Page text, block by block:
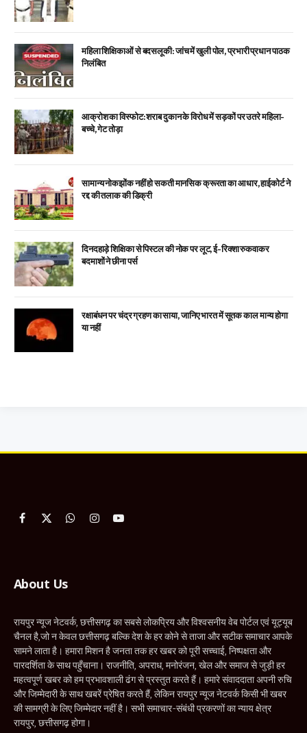
महिला शिक्षिकाओं से बदसलूकी: जांच में खुली पोल, प्रभारी प्रधान पाठक
निलंबित
आक्रोश का विस्फोट: शराब दुकान के विरोध में सड़कों पर उतरे महिला-
बच्चे, गेट तोड़ा
सामान्य नोकझोंक नहीं हो सकती मानसिक क्रूरता का आधार, हाईकोर्ट ने
रद्द की तलाक की डिक्री
दिनदहाड़े शिक्षिका से पिस्टल की नोक पर लूट, ई-रिक्शा रुकवाकर
बदमाशों ने छीना पर्स
रक्षाबंधन पर चंद्र ग्रहण का साया, जानिए भारत में सूतक काल मान्य होगा
या नहीं
Facebook
X
WhatsApp
InstagramYouTube
About Us
रायपुर न्यूज नेटवर्क, छत्तीसगढ़ का सबसे लोकप्रिय और विश्वसनीय वेब पोर्टल एवं यूट्यूब
चैनल है,जो न केवल छत्तीसगढ़ बल्कि देश के हर कोने से ताजा और सटीक समाचार आपके
सामने लाता है। हमारा मिशन है जनता तक हर खबर को पूरी सच्चाई, निष्पक्षता और
पारदर्शिता के साथ पहुँचाना। राजनीति, अपराध, मनोरंजन, खेल और समाज से जुड़ी हर
महत्वपूर्ण खबर को हम प्रभावशाली ढंग से प्रस्तुत करते हैं। हमारे संवाददाता अपनी रुचि
और जिम्मेदारी के साथ खबरें प्रेषित करते हैं, लेकिन रायपुर न्यूज नेटवर्क किसी भी खबर
की सामग्री के लिए जिम्मेदार नहीं है। सभी समाचार-संबंधी प्रकरणों का न्याय क्षेत्र
रायपुर, छत्तीसगढ़ होगा।